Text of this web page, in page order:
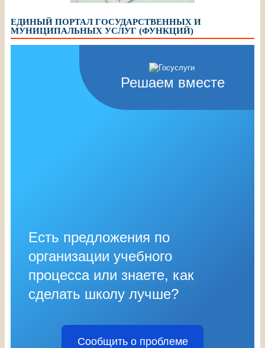
ЕДИНЫЙ ПОРТАЛ ГОСУДАРСТВЕННЫХ И
МУНИЦИПАЛЬНЫХ УСЛУГ (ФУНКЦИЙ)
Решаем вместе
Есть предложения по
организации учебного
процесса или знаете, как
сделать школу лучше?
Сообщить о проблеме